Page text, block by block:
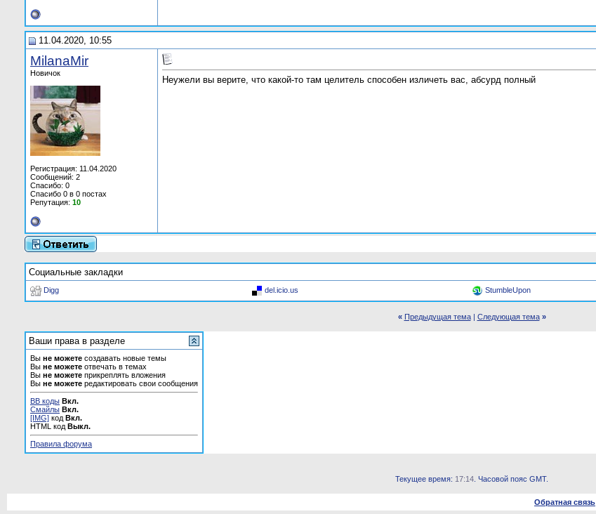
11.04.2020, 10:55
MilanaMir
Новичок
Регистрация: 11.04.2020
Сообщений: 2
Спасибо: 0
Спасибо 0 в 0 постах
Репутация: 10
Неужели вы верите, что какой-то там целитель способен изличеть вас, абсурд полный
Социальные закладки
Digg del.icio.us StumbleUpon
« Предыдущая тема| Следующая тема »
Ваши права в разделе
Вы не можете создавать новые темы
Вы не можете отвечать в темах
Вы не можете прикреплять вложения
Вы не можете редактировать свои сообщения
BB коды Вкл.
Смайлы Вкл.
[IMG] код Вкл.
HTML код Выкл.
Правила форума
Текущее время: 17:14 . Часовой пояс GMT.
Обратная связь